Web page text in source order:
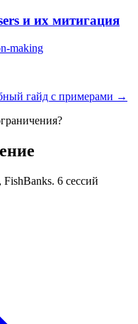
и их митигация
making
гайд с примерами →
?
6 сессий